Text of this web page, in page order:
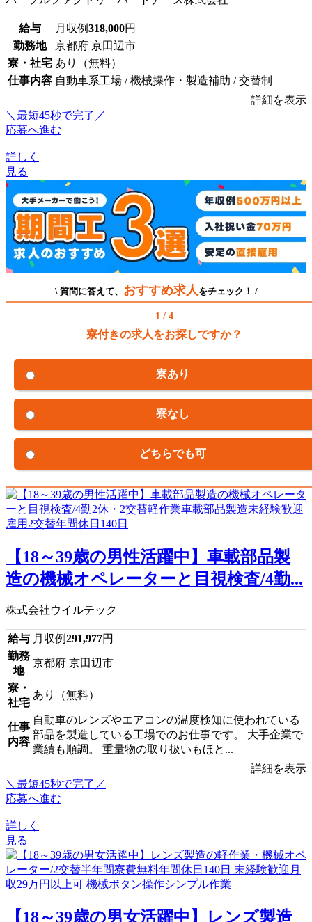
給与 月収例318,000円
勤務地
京都府 京田辺市
寮・社宅 あり（無料）
仕事内容 自動車系工場 / 機械操作・製造補助 / 交替制
詳細を表示
＼最短45秒で完了／
応募へ進む
詳しく
見る
\ 質問に答えて、 おすすめ求人 をチェック！ /
1 / 4
寮付きの求人をお探しですか？
寮あり
寮なし
どちらでも可
【18～39歳の男性活躍中】車載部品製
造の機械オペレーターと目視検査/4勤...
株式会社ウイルテック
給与 月収例291,977円
勤務
地
京都府 京田辺市
寮・
社宅
あり（無料）
仕事
内容
自動車のレンズやエアコンの温度検知に使われている
部品を製造している工場でのお仕事です。 大手企業で
業績も順調。 重量物の取り扱いもほと...
詳細を表示
＼最短45秒で完了／
応募へ進む
詳しく
見る
【18～39歳の男女活躍中】レンズ製造